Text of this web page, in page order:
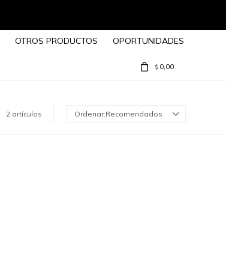
OTROS PRODUCTOS OPORTUNIDADES
$ 0,00
2 artículos Recomendados